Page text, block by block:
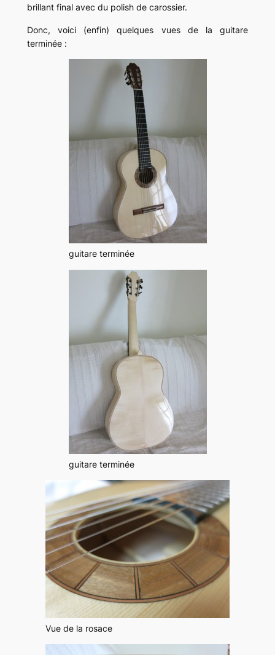
brillant final avec du polish de carossier.
Donc, voici (enfin) quelques vues de la guitare
terminée :
guitare terminée
guitare terminée
Vue de la rosace